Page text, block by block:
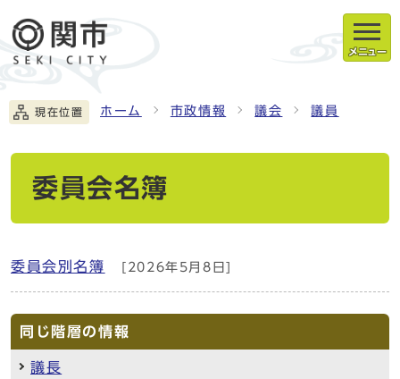
メニュー
現在位置 ホーム 市政情報 議会 議員
委員会名簿
委員会別名簿 [2026年5月8日]
同じ階層の情報
議長